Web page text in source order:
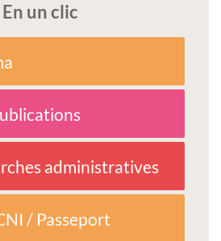
En un clic
administratives
/ Passeport